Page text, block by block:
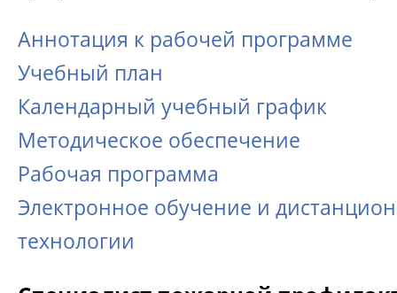
Аннотация к рабочей программе
Учебный план
Календарный учебный график
Методическое обеспечение
Рабочая программа
Электронное обучение и
технологии